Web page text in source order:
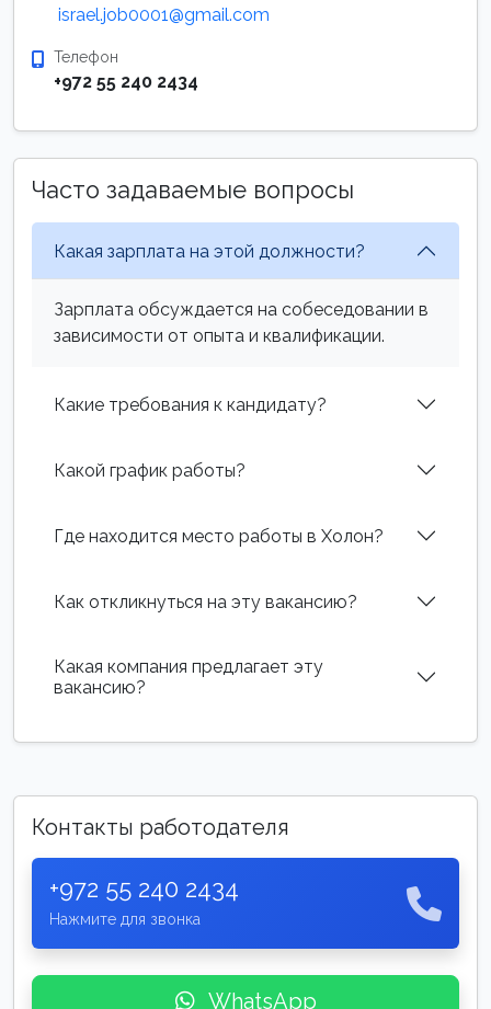
israel.job0001@gmail.com
Телефон
+972 55 240 2434
Часто задаваемые вопросы
Какая зарплата на этой должности?
Зарплата обсуждается на собеседовании в
зависимости от опыта и квалификации.
Какие требования к кандидату?
Какой график работы?
Где находится место работы в Холон?
Как откликнуться на эту вакансию?
Какая компания предлагает эту
вакансию?
Контакты работодателя
+972 55 240 2434
Нажмите для звонка
WhatsApp